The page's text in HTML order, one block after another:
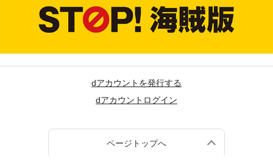
dアカウントを発行する
dアカウントログイン
ページトップへ